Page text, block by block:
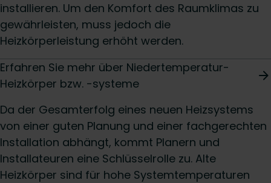
installieren. Um den Komfort des Raumklimas zu
gewährleisten, muss jedoch die
Heizkörperleistung erhöht werden.
Erfahren Sie mehr über Niedertemperatur-
Heizkörper bzw. -systeme
Da der Gesamterfolg eines neuen Heizsystems
von einer guten Planung und einer fachgerechten
Installation abhängt, kommt Planern und
Installateuren eine Schlüsselrolle zu. Alte
Heizkörper sind für hohe Systemtemperaturen